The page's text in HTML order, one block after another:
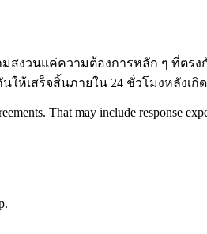
งวนแค่ความต้องการหลัก ๆ ที่ตร
ห้เสร็จสิ้นภายใน 24 ชั่วโมงหลัง
That may include response